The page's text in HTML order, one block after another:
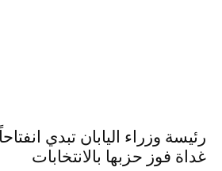
رئيسة وزراء اليابان تبدي
غداة فوز حزبها بالانتخابات